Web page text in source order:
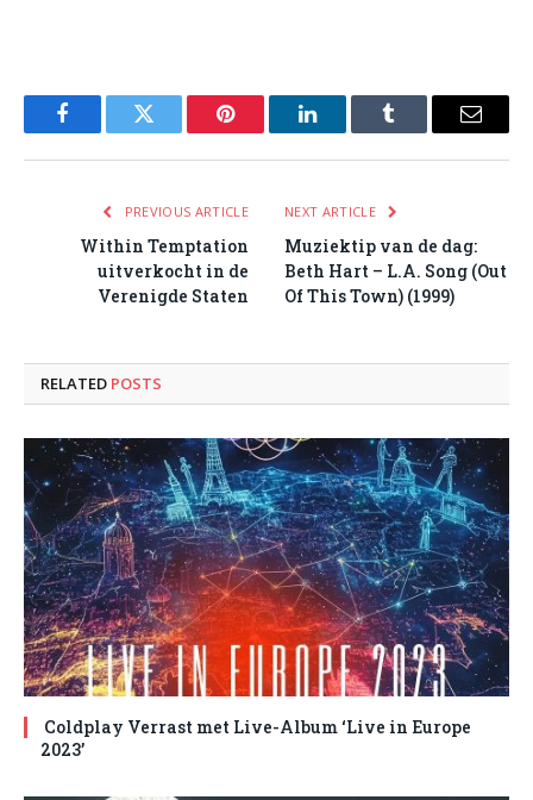
FacebookTwitter Pinterest LinkedInTumblr Email
PREVIOUS ARTICLE
Within Temptation
uitverkocht in de
Verenigde Staten
NEXT ARTICLE
Muziektip van de dag:
Beth Hart – L.A. Song (Out
Of This Town) (1999)
RELATED POSTS
Coldplay Verrast met Live-Album ‘Live in Europe
2023’